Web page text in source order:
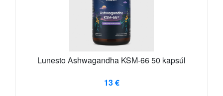
Lunesto Ashwagandha KSM-66 50 kapsúl
13 €